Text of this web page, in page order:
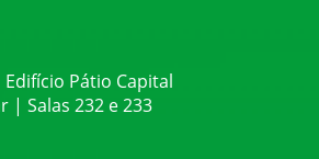
Edifício Pátio Capital
| Salas 232 e 233